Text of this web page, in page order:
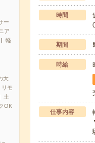
ー
ア
軽
大
リモ
土
OK
時間
期間
時給
仕事内容